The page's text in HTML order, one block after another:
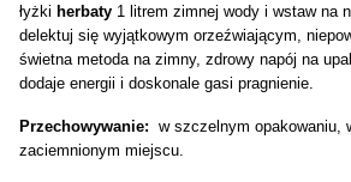
łyżki herbaty 1 litrem zimnej wody i wstaw na
delektuj się wyjątkowym orzeźwiającym,
świetna metoda na zimny, zdrowy napój na
dodaje energii i doskonale gasi pragnienie.
Przechowywanie: w szczelnym opakowaniu,
zaciemnionym miejscu.